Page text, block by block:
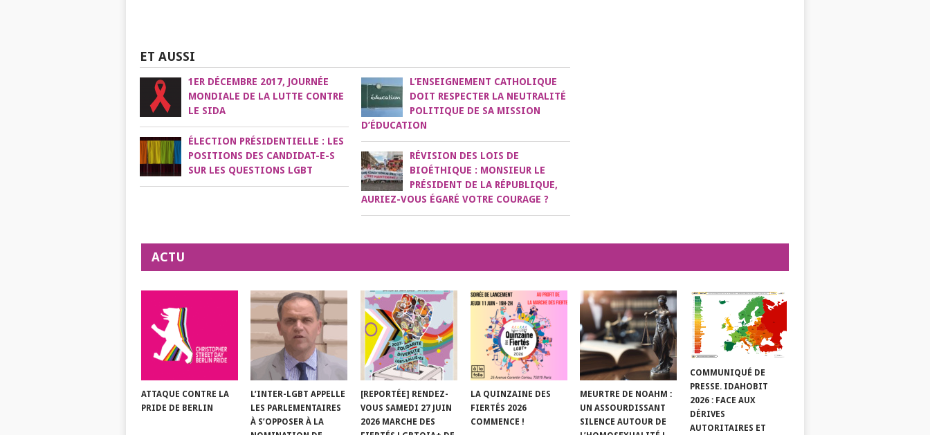
ET AUSSI
1ER DÉCEMBRE 2017, JOURNÉE
MONDIALE DE LA LUTTE CONTRE
LE SIDA
L’ENSEIGNEMENT CATHOLIQUE
DOIT RESPECTER LA NEUTRALITÉ
POLITIQUE DE SA MISSION
D’ÉDUCATION
ÉLECTION PRÉSIDENTIELLE : LES
POSITIONS DES CANDIDAT-E-S
SUR LES QUESTIONS LGBT
RÉVISION DES LOIS DE
BIOÉTHIQUE : MONSIEUR LE
PRÉSIDENT DE LA RÉPUBLIQUE,
AURIEZ-VOUS ÉGARÉ VOTRE COURAGE ?
ACTU
ATTAQUE CONTRE LA
PRIDE DE BERLIN
L’INTER-LGBT APPELLE
LES PARLEMENTAIRES
À S’OPPOSER À LA
[REPORTÉE] RENDEZ-
VOUS SAMEDI 27 JUIN
2026 MARCHE DES
LA QUINZAINE DES
FIERTÉS 2026
COMMENCE !
MEURTRE DE NOAHM :
UN ASSOURDISSANT
SILENCE AUTOUR DE
COMMUNIQUÉ DE
PRESSE. IDAHOBIT
2026 : FACE AUX
DÉRIVES
AUTORITAIRES ET